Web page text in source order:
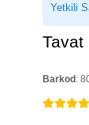
Yetkili
Tavat
Barkod :